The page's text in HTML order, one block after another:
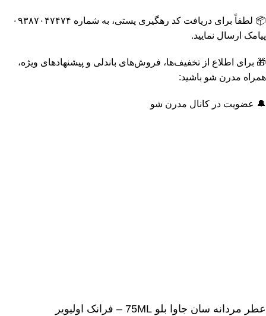
📦 لطفاً برای دریافت کد رهگیری پستی، به شماره ۰۹۳۸۷۰۴۷۴۷۴
پیامک ارسال نمایید.
🎁 برای اطلاع از تخفیف‌ها، فروش‌های باندلی و پیشنهادهای ویژه،
همراه مدرن شو باشید:
🔔 عضویت در کانال مدرن شو
عطر مردانه سان جاوا بلو 75ML – فرانک اولیویر